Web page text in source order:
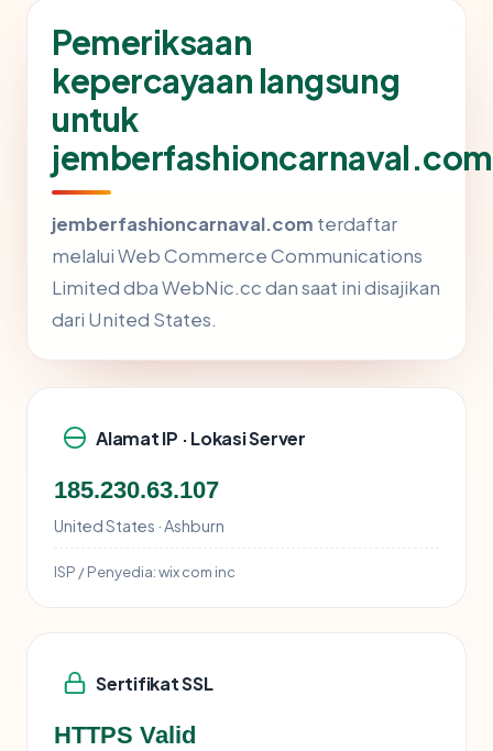
Pemeriksaan
kepercayaan langsung
untuk
jemberfashioncarnaval.com
jemberfashioncarnaval.com terdaftar
melalui Web Commerce Communications
Limited dba WebNic.cc dan saat ini disajikan
dari United States.
Alamat IP · Lokasi Server
185.230.63.107
United States · Ashburn
ISP / Penyedia:wix com inc
Sertifikat SSL
HTTPS Valid